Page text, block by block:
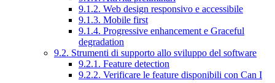
9.1.2. Web design responsivo e accessibile
9.1.3. Mobile first
9.1.4. Progressive enhancement e Graceful
degradation
9.2. Strumenti di supporto allo sviluppo del software
9.2.1. Feature detection
9.2.2. Verificare le feature disponibili con Can I